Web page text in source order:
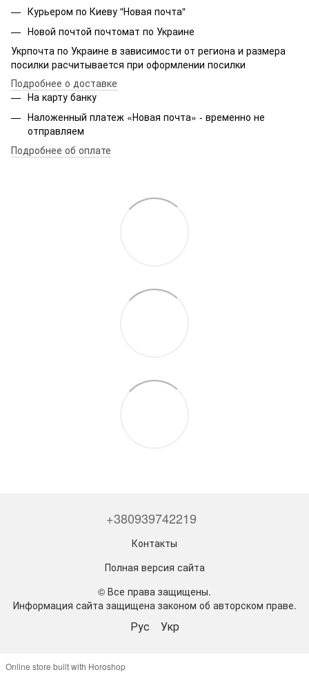
Курьером по Киеву "Новая почта"
Новой почтой почтомат по Украине
Укрпочта по Украине в зависимости от региона и размера
посилки расчитывается при оформлении посилки
Подробнее о доставке
На карту банку
Наложенный платеж «Новая почта» - временно не
отправляем
Подробнее об оплате
+380939742219
Контакты
Полная версия сайта
© Все права защищены.
Информация сайта защищена законом об авторском праве.
Рус Укр
Online store built with Horoshop